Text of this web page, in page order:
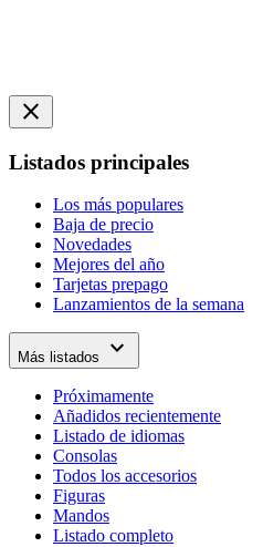
close
Listados principales
Los más populares
Baja de precio
Novedades
Mejores del año
Tarjetas prepago
Lanzamientos de la semana
Más listados expand_more
Próximamente
Añadidos recientemente
Listado de idiomas
Consolas
Todos los accesorios
Figuras
Mandos
Listado completo